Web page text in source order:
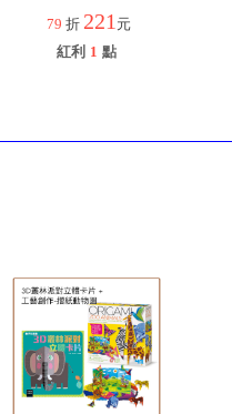
79 折 221 元
紅利 1 點